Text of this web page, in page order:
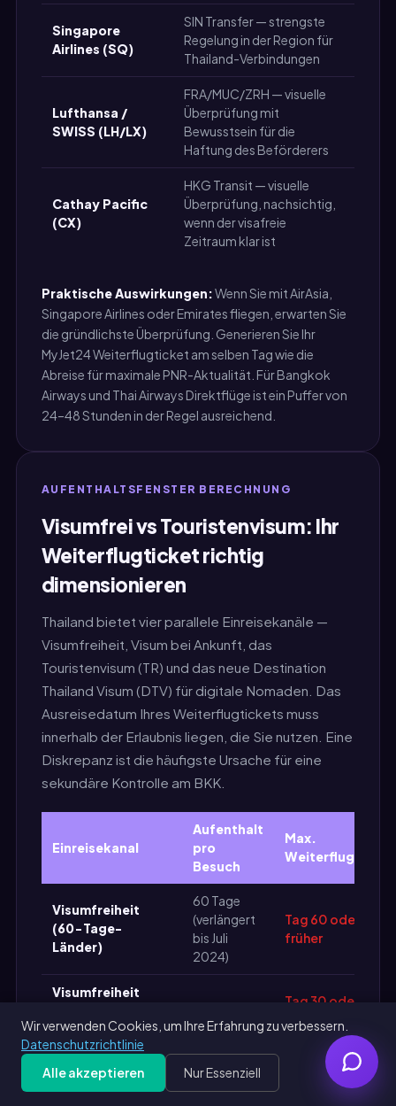
Singapore
Airlines (SQ)
SIN Transfer — strengste
Regelung in der Region für
Thailand-Verbindungen
Lufthansa /
SWISS (LH/LX)
FRA/MUC/ZRH — visuelle
Überprüfung mit
Bewusstsein für die
Haftung des Beförderers
Cathay Pacific
(CX)
HKG Transit — visuelle
Überprüfung, nachsichtig,
wenn der visafreie
Zeitraum klar ist
Praktische Auswirkungen:Wenn Sie mit AirAsia,
Singapore Airlines oder Emirates fliegen, erwarten Sie
die gründlichste Überprüfung. Generieren Sie Ihr
MyJet24 Weiterflugticket am selben Tag wie die
Abreise für maximale PNR-Aktualität. Für Bangkok
Airways und Thai Airways Direktflüge ist ein Puffer von
24–48 Stunden in der Regel ausreichend.
AUFENTHALTSFENSTER BERECHNUNG
Visumfrei vs Touristenvisum: Ihr
Weiterflugticket richtig
dimensionieren
Thailand bietet vier parallele Einreisekanäle —
Visumfreiheit, Visum bei Ankunft, das
Touristenvisum (TR) und das neue Destination
Thailand Visum (DTV) für digitale Nomaden. Das
Ausreisedatum Ihres Weiterflugtickets muss
innerhalb der Erlaubnis liegen, die Sie nutzen. Eine
Diskrepanz ist die häufigste Ursache für eine
sekundäre Kontrolle am BKK.
Einreisekanal
Aufenthalt
pro
Besuch
Max.
Weiterflugticket
Visumfreiheit
(60-Tage-
Länder)
60 Tage
(verlängert
bis Juli
2024)
Tag 60 oder
früher
Visumfreiheit
Länder)
Tag 30 oder
früher
Visum bei Ankunft
(VoA)
15 Tage Tag 15 oder früher
Wir verwenden Cookies, um Ihre Erfahrung zu verbessern.
Datenschutzrichtlinie
Alle akzeptieren
Nur Essenziell
Get Free PDF — 30 seconds Generate Free